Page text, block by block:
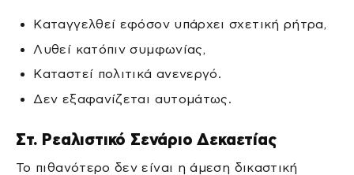
Καταγγελθεί εφόσον υπάρχει σχετική ρήτρα,
Λυθεί κατόπιν συμφωνίας,
Καταστεί πολιτικά ανενεργό.
Δεν εξαφανίζεται αυτομάτως.
Στ. Ρεαλιστικό Σενάριο Δεκαετίας
Το πιθανότερο δεν είναι η άμεση δικαστική